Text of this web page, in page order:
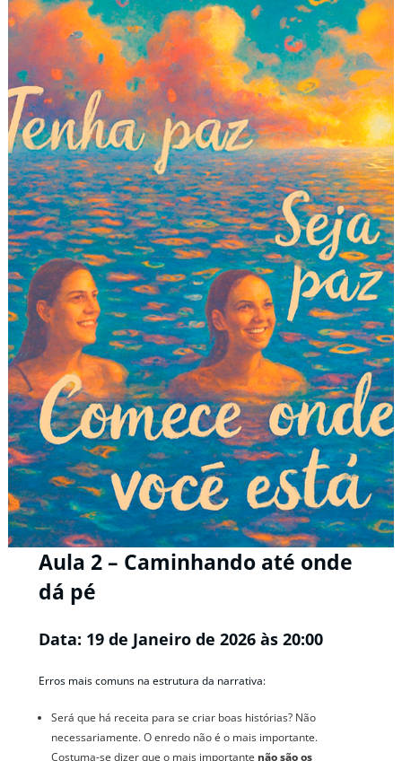
Aula 2 – Caminhando até onde
dá pé
Data: 19 de Janeiro de 2026 às 20:00
Erros mais comuns na estrutura da narrativa:
Será que há receita para se criar boas histórias? Não
necessariamente. O enredo não é o mais importante.
Costuma-se dizer que o mais importante não são os